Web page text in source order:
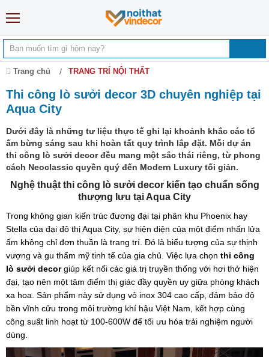
Trang chủ TRANG TRÍ NỘI THẤT
Thi công lò sưởi decor 3D chuyên nghiệp tại
Aqua City
Dưới đây là những tư liệu thực tế ghi lại khoảnh khắc các tổ
ấm bừng sáng sau khi hoàn tất quy trình lắp đặt. Mỗi dự án
thi công lò sưởi decorđều mang một sắc thái riêng, từ phong
cách Neoclassic quyền quý đến Modern Luxury tối giản.
Nghệ thuật thi công lò sưởi decor kiến tạo chuẩn sống
thượng lưu tại Aqua City
Trong không gian kiến trúc đương đại tại phân khu Phoenix hay
Stella của đại đô thị Aqua City, sự hiện diện của một điểm nhấn lửa
ấm không chỉ đơn thuần là trang trí. Đó là biểu tượng của sự thịnh
vượng và gu thẩm mỹ tinh tế của gia chủ. Việc lựa chọn thi công
lò sưởi decorgiúp kết nối các giá trị truyền thống với hơi thở hiện
đại, tạo nên một tâm điểm thị giác đầy quyền uy giữa phòng khách
xa hoa. Sản phẩm này sử dụng vỏ inox 304 cao cấp, đảm bảo độ
bền vĩnh cửu trong môi trường khí hậu Việt Nam, kết hợp cùng
công suất linh hoạt từ 100-600W để tối ưu hóa trải nghiệm người
dùng.